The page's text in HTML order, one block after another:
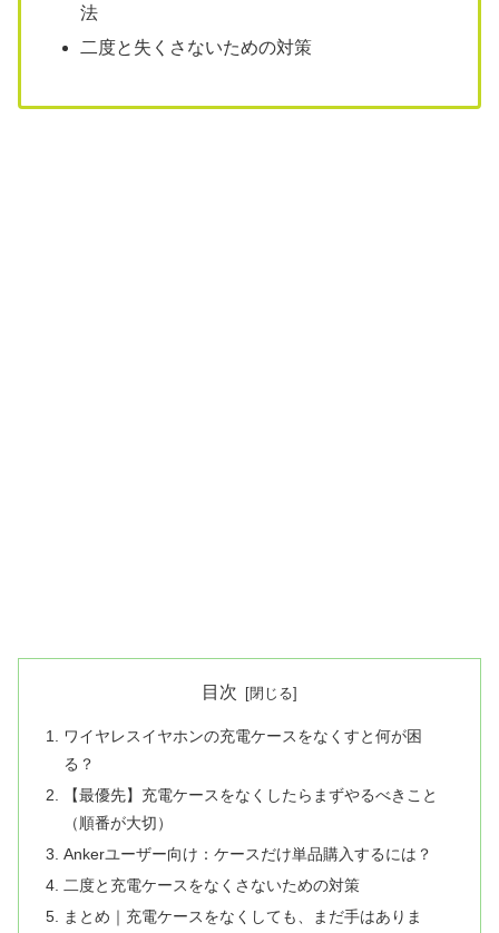
法
二度と失くさないための対策
目次
ワイヤレスイヤホンの充電ケースをなくすと何が困
る？
【最優先】充電ケースをなくしたらまずやるべきこと
（順番が大切）
Ankerユーザー向け：ケースだけ単品購入するには？
二度と充電ケースをなくさないための対策
まとめ｜充電ケースをなくしても、まだ手はありま